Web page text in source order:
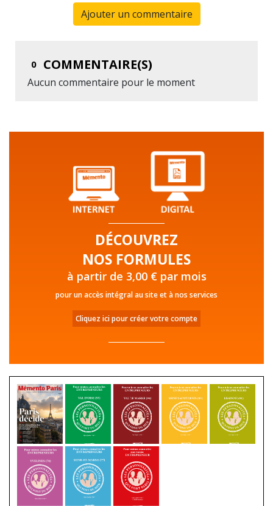
Ajouter un commentaire
0 COMMENTAIRE(S)
Aucun commentaire pour le moment
DÉCOUVREZ
NOS FORMULES
à partir de 3,00 € par mois
pour un accès intégral au site et à nos services
Cliquez ici pour créer votre compte